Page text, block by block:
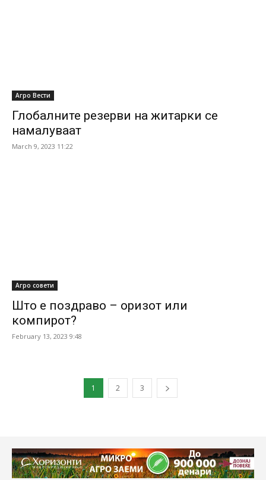
Агро Вести
Глобалните резерви на житарки се
намалуваат
March 9, 2023 11:22
Агро совети
Што е поздраво – оризот или
компирот?
February 13, 2023 9:48
1 2 3